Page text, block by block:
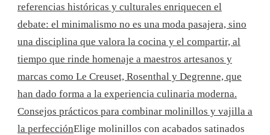
referencias históricas y culturales enriquecen el
debate: el minimalismo no es una moda pasajera, sino
una disciplina que valora la cocina y el compartir, al
tiempo que rinde homenaje a maestros artesanos y
marcas como Le Creuset, Rosenthal y Degrenne, que
han dado forma a la experiencia culinaria moderna.
Consejos prácticos para combinar molinillos y vajilla a
la perfecciónElige molinillos con acabados satinados